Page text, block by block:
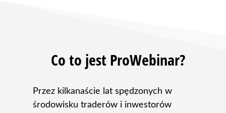
Co to jest ProWebinar?
Przez kilkanaście lat spędzonych w
środowisku traderów i inwestorów